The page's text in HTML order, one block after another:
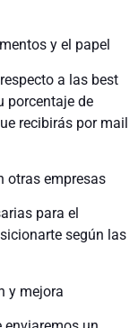
y el papel
a las best
porcentaje de
recibirás por mail
otras empresas
para el
según las
y mejora